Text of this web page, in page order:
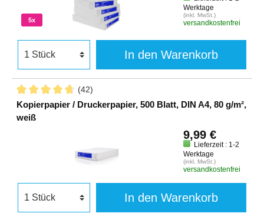
5x
Werktage
(inkl. MwSt.)
versandkostenfrei
In den Warenkorb
(42)
Kopierpapier / Druckerpapier, 500 Blatt, DIN A4, 80 g/m²,
weiß
9,99 €
Lieferzeit : 1-2
Werktage
(inkl. MwSt.)
versandkostenfrei
In den Warenkorb